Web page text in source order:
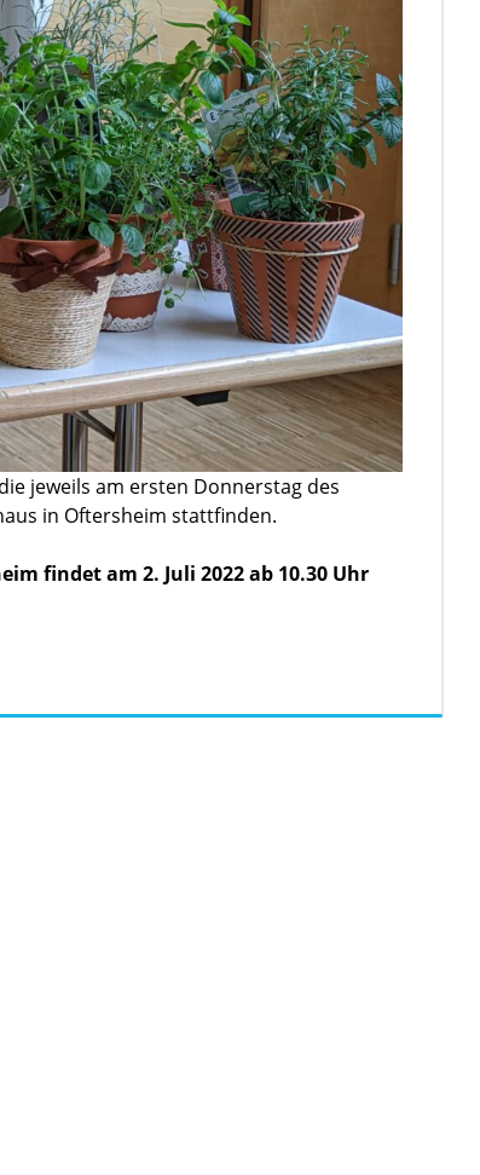
jeweils am ersten Donnerstag des
in Oftersheim stattfinden.
findet am 2. Juli 2022 ab 10.30 Uhr